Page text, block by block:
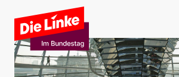
Zum Hauptinhalt springen